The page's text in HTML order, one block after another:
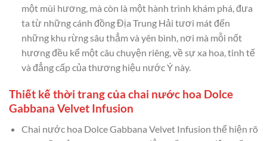
một mùi hương, mà còn là một hành trình khám phá, đưa
ta từ những cánh đồng Địa Trung Hải tươi mát đến
những khu rừng sâu thẳm và yên bình, nơi mà mỗi nốt
hương đều kể một câu chuyện riêng, về sự xa hoa, tinh tế
và đẳng cấp của thương hiệu nước Ý này.
Thiết kế thời trang của chai nước hoa Dolce
Gabbana Velvet Infusion
Chai nước hoa Dolce Gabbana Velvet Infusion thể hiện rõ